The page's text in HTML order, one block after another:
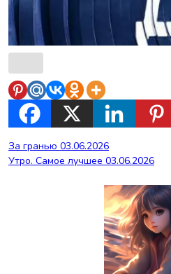
Навигация
по
За гранью 03.06.2026
Утро. Самое лучшее 03.06.2026